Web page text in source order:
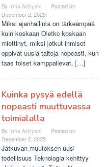
By Irma Astryani
Posted on
December 2, 2025
Miksi ajanhallinta on tärkeämpää
kuin koskaan Oletko koskaan
miettinyt, miksi jotkut ihmiset
oppivat uusia taitoja nopeasti, kun
taas toiset kamppailevat, […]
Kuinka pysyä edellä
nopeasti muuttuvassa
toimialalla
By Irma Astryani
Posted on
December 2, 2025
Jatkuvan muutoksen uusi
todellisuus Teknologia kehittyy